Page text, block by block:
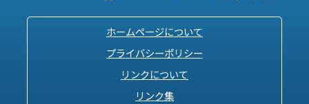
ホームページについて
プライバシーポリシー
リンクについて
リンク集